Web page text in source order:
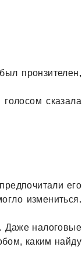
пронзителен,
сказала
его
измениться.
Даже налоговые
каким найду